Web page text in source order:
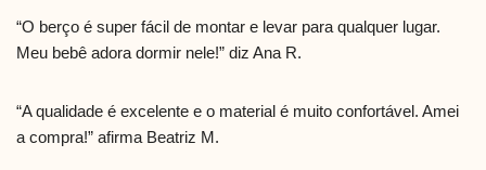
“O berço é super fácil de montar e levar para qualquer lugar.
Meu bebê adora dormir nele!” diz Ana R.
“A qualidade é excelente e o material é muito confortável. Amei
a compra!” afirma Beatriz M.